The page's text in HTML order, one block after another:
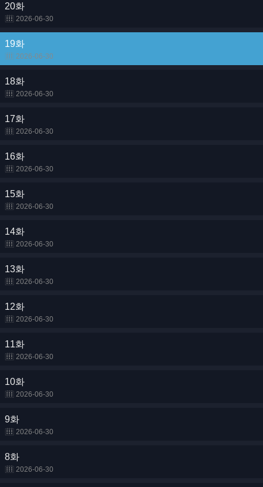
20화
2026-06-30
19화
2026-06-30
18화
2026-06-30
17화
2026-06-30
16화
2026-06-30
15화
2026-06-30
14화
2026-06-30
13화
2026-06-30
12화
2026-06-30
11화
2026-06-30
10화
2026-06-30
9화
2026-06-30
8화
2026-06-30